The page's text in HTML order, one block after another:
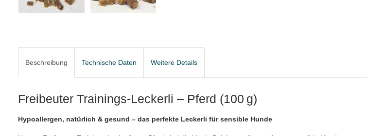
Beschreibung Technische Daten Weitere Details
Freibeuter Trainings-Leckerli – Pferd (100 g)
Hypoallergen, natürlich & gesund – das perfekte Leckerli für sensible Hunde